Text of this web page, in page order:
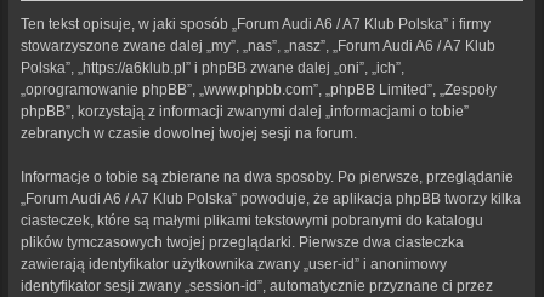
Ten tekst opisuje, w jaki sposób „Forum Audi A6 / A7 Klub Polska” i firmy
stowarzyszone zwane dalej „my”, „nas”, „nasz”, „Forum Audi A6 / A7 Klub
Polska”, „https://a6klub.pl” i phpBB zwane dalej „oni”, „ich”,
„oprogramowanie phpBB”, „www.phpbb.com”, „phpBB Limited”, „Zespoły
phpBB”, korzystają z informacji zwanymi dalej „informacjami o tobie”
zebranych w czasie dowolnej twojej sesji na forum.
Informacje o tobie są zbierane na dwa sposoby. Po pierwsze, przeglądanie
„Forum Audi A6 / A7 Klub Polska” powoduje, że aplikacja phpBB tworzy kilka
ciasteczek, które są małymi plikami tekstowymi pobranymi do katalogu
plików tymczasowych twojej przeglądarki. Pierwsze dwa ciasteczka
zawierają identyfikator użytkownika zwany „user-id” i anonimowy
identyfikator sesji zwany „session-id”, automatycznie przyznane ci przez